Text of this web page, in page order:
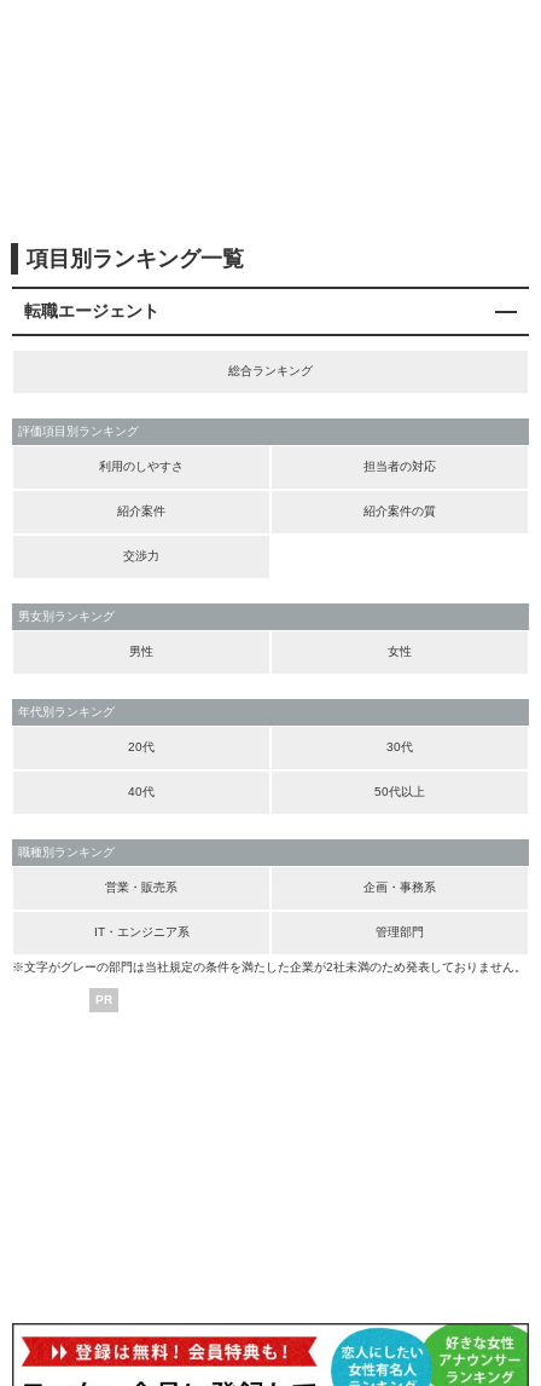
項目別ランキング一覧
転職エージェント
総合ランキング
評価項目別ランキング
利用のしやすさ 担当者の対応
紹介案件 紹介案件の質
交渉力
男女別ランキング
男性 女性
年代別ランキング
20代 30代
40代 50代以上
職種別ランキング
営業・販売系 企画・事務系
IT・エンジニア系 管理部門
※文字がグレーの部門は当社規定の条件を満たした企業が2社未満のため発表しておりません。
PR